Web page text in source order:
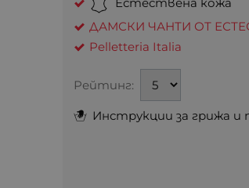
Инструкции за грижа и
Естествена кожа
ДАМСКИ ЧАНТИ ОТ
Pelletteria Italia
Рейтинг: